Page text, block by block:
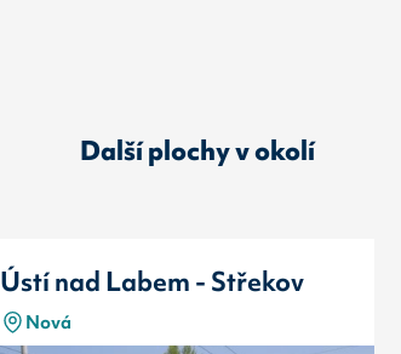
Další plochy v okolí
Ústí nad Labem - Střekov
Nová